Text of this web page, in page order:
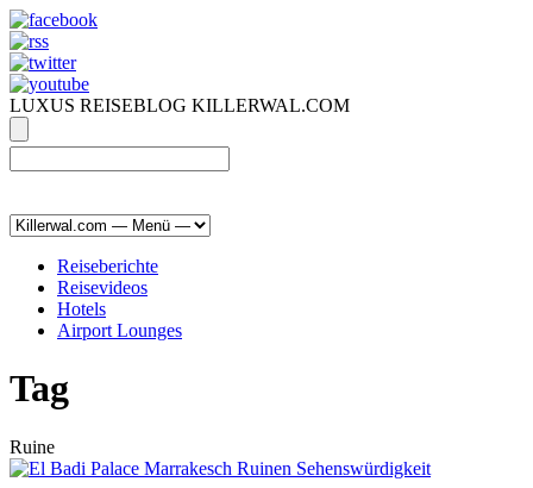
LUXUS REISEBLOG KILLERWAL.COM
Reiseberichte
Reisevideos
Hotels
Airport Lounges
Tag
Ruine